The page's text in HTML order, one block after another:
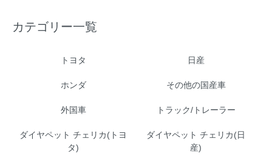
カテゴリー一覧
トヨタ 日産
ホンダ その他の国産車
外国車 トラック/トレーラー
ダイヤペット チェリカ(トヨ
タ)
ダイヤペット チェリカ(日
産)